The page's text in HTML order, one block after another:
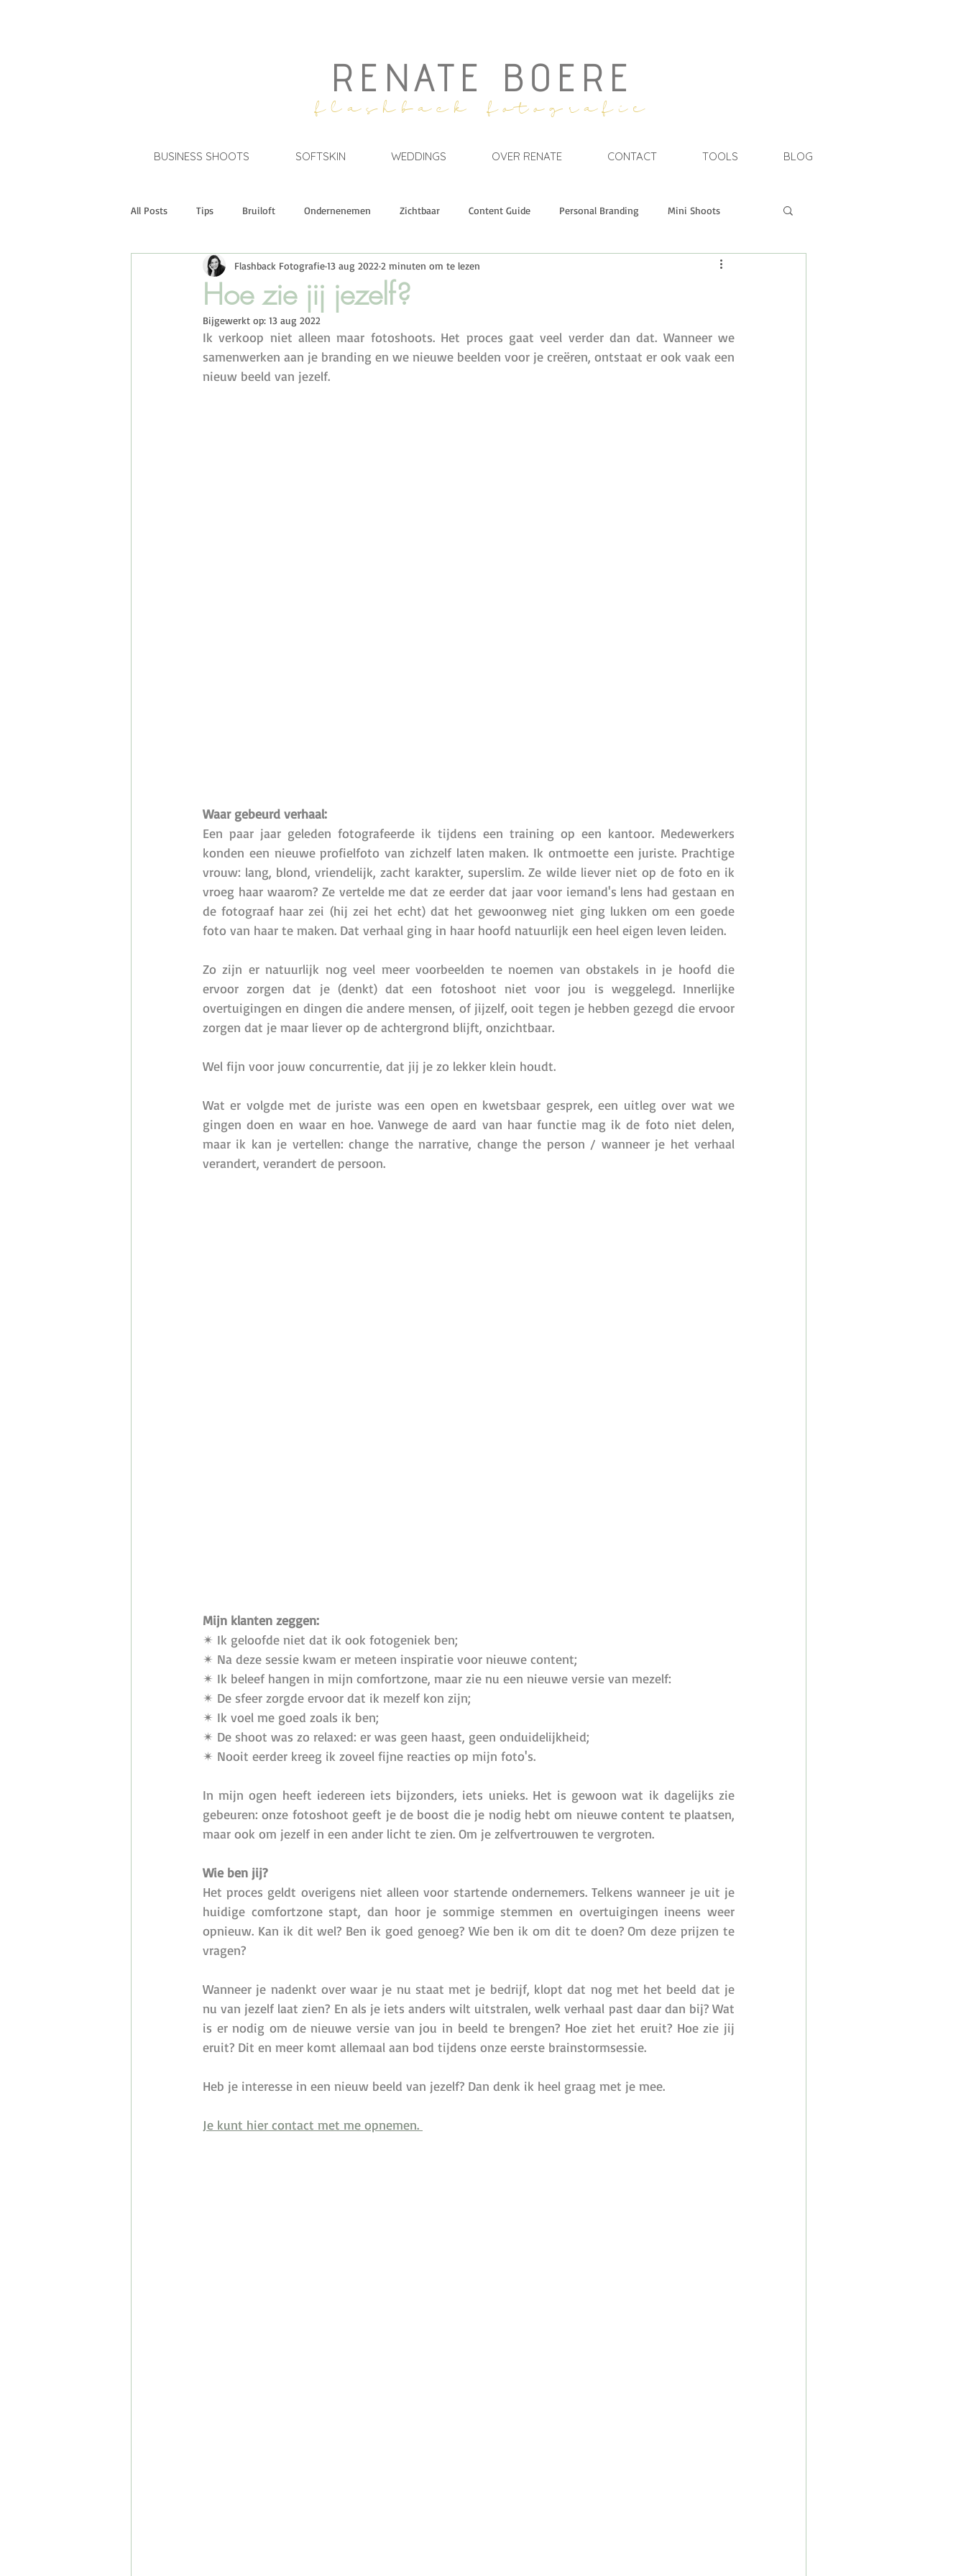
RENATE BOERE
flashback fotografie
BUSINESS SHOOTS SOFTSKIN WEDDINGS OVER RENATE CONTACT TOOLS BLOG
All Posts Tips Bruiloft Ondernenemen Zichtbaar Content Guide Personal Branding Mini Shoots
Short Stories A Brand New You Events & Retreats GROWTH.
Your Stories Persoonlijke Shoot
Hoe zie jij jezelf?
Flashback Fotografie13 aug 2022 2 minuten om te lezen
Bijgewerkt op: 13 aug 2022
Ik verkoop niet alleen maar fotoshoots. Het proces gaat veel verder dan dat. Wanneer we
samenwerken aan je branding en we nieuwe beelden voor je creëren, ontstaat er ook vaak een
nieuw beeld van jezelf.
Waar gebeurd verhaal:
Een paar jaar geleden fotografeerde ik tijdens een training op een kantoor. Medewerkers
konden een nieuwe profielfoto van zichzelf laten maken. Ik ontmoette een juriste. Prachtige
vrouw: lang, blond, vriendelijk, zacht karakter, superslim. Ze wilde liever niet op de foto en ik
vroeg haar waarom? Ze vertelde me dat ze eerder dat jaar voor iemand's lens had gestaan en
de fotograaf haar zei (hij zei het echt) dat het gewoonweg niet ging lukken om een goede
foto van haar te maken. Dat verhaal ging in haar hoofd natuurlijk een heel eigen leven leiden.
Zo zijn er natuurlijk nog veel meer voorbeelden te noemen van obstakels in je hoofd die
ervoor zorgen dat je (denkt) dat een fotoshoot niet voor jou is weggelegd. Innerlijke
overtuigingen en dingen die andere mensen, of jijzelf, ooit tegen je hebben gezegd die ervoor
zorgen dat je maar liever op de achtergrond blijft, onzichtbaar.
Wel fijn voor jouw concurrentie, dat jij je zo lekker klein houdt.
Wat er volgde met de juriste was een open en kwetsbaar gesprek, een uitleg over wat we
gingen doen en waar en hoe. Vanwege de aard van haar functie mag ik de foto niet delen,
maar ik kan je vertellen: change the narrative, change the person / wanneer je het verhaal
verandert, verandert de persoon.
Mijn klanten zeggen:
✴ Ik geloofde niet dat ik ook fotogeniek ben;
✴ Na deze sessie kwam er meteen inspiratie voor nieuwe content;
✴ Ik beleef hangen in mijn comfortzone, maar zie nu een nieuwe versie van mezelf:
✴ De sfeer zorgde ervoor dat ik mezelf kon zijn;
✴ Ik voel me goed zoals ik ben;
✴ De shoot was zo relaxed: er was geen haast, geen onduidelijkheid;
✴ Nooit eerder kreeg ik zoveel fijne reacties op mijn foto's.
In mijn ogen heeft iedereen iets bijzonders, iets unieks. Het is gewoon wat ik dagelijks zie
gebeuren: onze fotoshoot geeft je de boost die je nodig hebt om nieuwe content te plaatsen,
maar ook om jezelf in een ander licht te zien. Om je zelfvertrouwen te vergroten.
Wie ben jij?
Het proces geldt overigens niet alleen voor startende ondernemers. Telkens wanneer je uit je
huidige comfortzone stapt, dan hoor je sommige stemmen en overtuigingen ineens weer
opnieuw. Kan ik dit wel? Ben ik goed genoeg? Wie ben ik om dit te doen? Om deze prijzen te
vragen?
Wanneer je nadenkt over waar je nu staat met je bedrijf, klopt dat nog met het beeld dat je
nu van jezelf laat zien? En als je iets anders wilt uitstralen, welk verhaal past daar dan bij? Wat
is er nodig om de nieuwe versie van jou in beeld te brengen? Hoe ziet het eruit? Hoe zie jij
eruit? Dit en meer komt allemaal aan bod tijdens onze eerste brainstormsessie.
Heb je interesse in een nieuw beeld van jezelf? Dan denk ik heel graag met je mee.
Je kunt hier contact met me opnemen.